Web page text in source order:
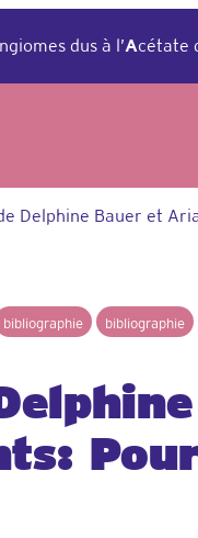
dus à l’Acétate
Delphine Bauer et
bibliographie bibliographie